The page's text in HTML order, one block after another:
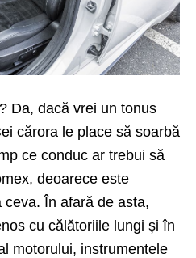
Da, dacă vrei un tonus
cărora le place să soarbă
ce conduc ar trebui să
deoarece este
În afară de asta,
cu călătoriile lungi și în
motorului, instrumentele